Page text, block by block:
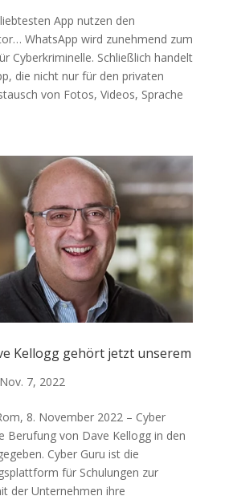
App nutzen den
WhatsApp wird zunehmend zum
Cyberkriminelle. Schließlich handelt
die nicht nur für den privaten
von Fotos, Videos, Sprache
Kellogg gehört jetzt unserem
Nov. 7, 2022
8. November 2022 – Cyber
Berufung von Dave Kellogg in den
Cyber Guru ist die
für Schulungen zur
der Unternehmen ihre